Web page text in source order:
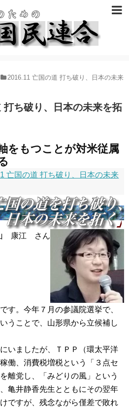
2016.11 亡国の道 打ち破り、日本の未来
打ち破り、日本の未来を拓
をもつことが対米従属
亡国の道 打ち破り、日本の未来
康江 さん
す。今年７月の参議院選挙で、
うことで、山形県から立候補し
いましたが、ＴＰＰ（環太平洋
働、消費税増税という「３点セ
離党し、「みどりの風」という
亀井静香先生とともにその翌年
ですが、残念ながら僅差で敗れ